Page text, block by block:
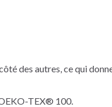
des autres, ce qui
TEX® 100.